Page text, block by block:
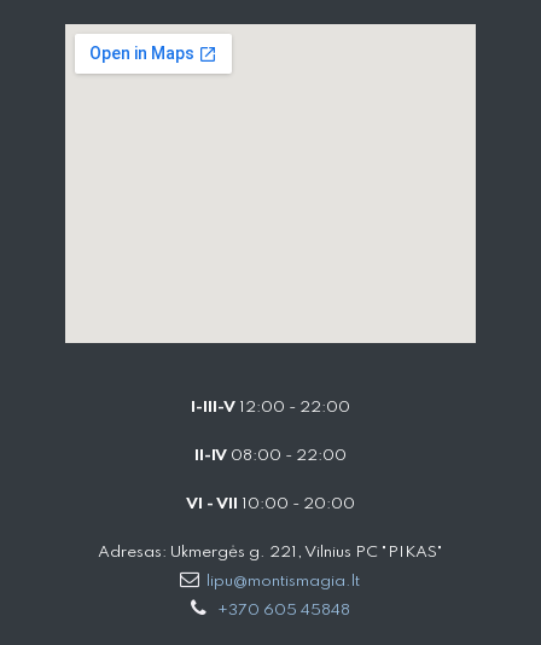
I-III-V 12:00 - 22:00
II-IV 08:00 - 22:00
VI - VII 10:00 - 20:00
Adresas: Ukmergės g. 221, Vilnius PC "PIKAS"
lipu@montismagia.lt
+370 605 45848